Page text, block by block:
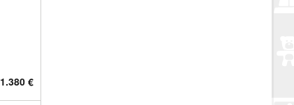
1.380 €